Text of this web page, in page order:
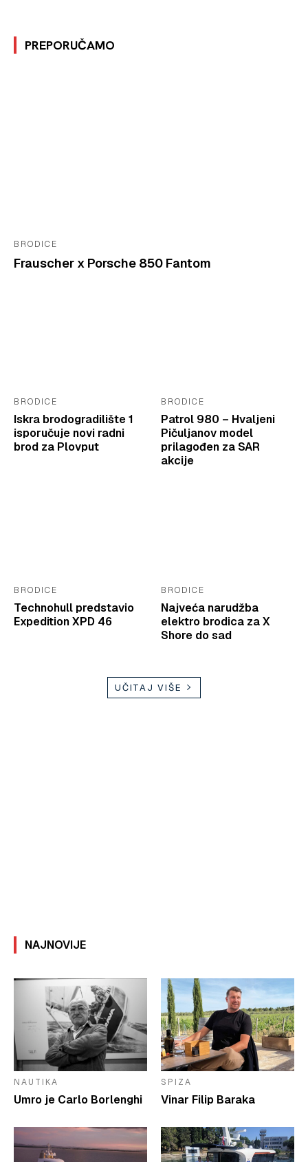
PREPORUČAMO
BRODICE
Frauscher x Porsche 850 Fantom
BRODICE
Iskra brodogradilište 1
isporučuje novi radni
brod za Plovput
BRODICE
Patrol 980 – Hvaljeni
Pičuljanov model
prilagođen za SAR
akcije
BRODICE
Technohull predstavio
Expedition XPD 46
BRODICE
Najveća narudžba
elektro brodica za X
Shore do sad
UČITAJ VIŠE
NAJNOVIJE
NAUTIKA
Umro je Carlo Borlenghi
SPIZA
Vinar Filip Baraka